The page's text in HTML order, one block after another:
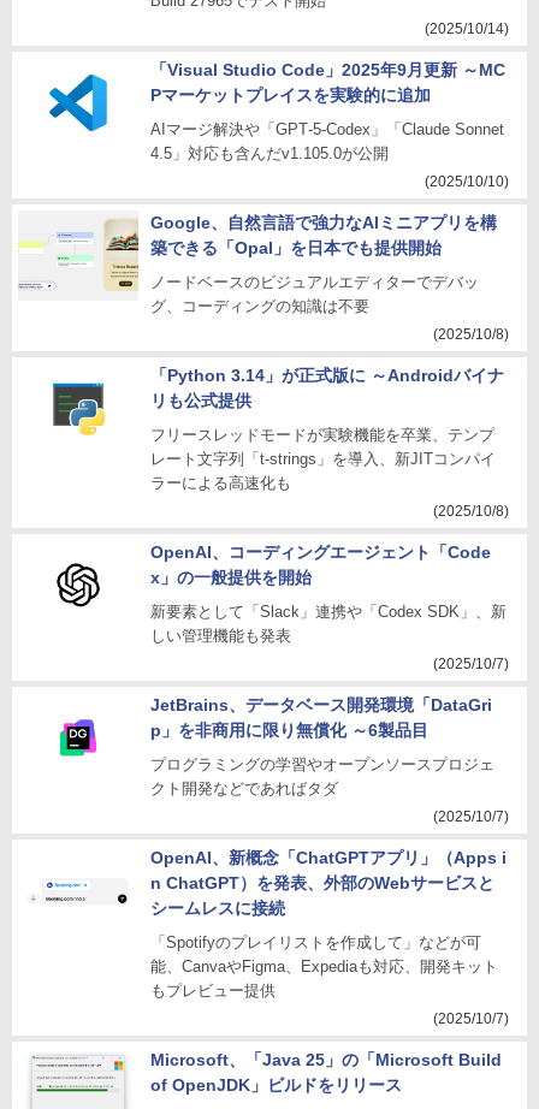
(2025/10/14)
「Visual Studio Code」2025年9月更新 ～MC
Pマーケットプレイスを実験的に追加
AIマージ解決や「GPT‑5-Codex」「Claude Sonnet
4.5」対応も含んだv1.105.0が公開
(2025/10/10)
Google、自然言語で強力なAIミニアプリを構
築できる「Opal」を日本でも提供開始
ノードベースのビジュアルエディターでデバッ
グ、コーディングの知識は不要
(2025/10/8)
「Python 3.14」が正式版に ～Androidバイナ
リも公式提供
フリースレッドモードが実験機能を卒業、テンプ
レート文字列「t-strings」を導入、新JITコンパイ
ラーによる高速化も
(2025/10/8)
OpenAI、コーディングエージェント「Code
x」の一般提供を開始
新要素として「Slack」連携や「Codex SDK」、新
しい管理機能も発表
(2025/10/7)
JetBrains、データベース開発環境「DataGri
p」を非商用に限り無償化 ～6製品目
プログラミングの学習やオープンソースプロジェ
クト開発などであればタダ
(2025/10/7)
OpenAI、新概念「ChatGPTアプリ」（Apps i
n ChatGPT）を発表、外部のWebサービスと
シームレスに接続
「Spotifyのプレイリストを作成して」などが可
能、CanvaやFigma、Expediaも対応、開発キット
もプレビュー提供
(2025/10/7)
Microsoft、「Java 25」の「Microsoft Build
of OpenJDK」ビルドをリリース